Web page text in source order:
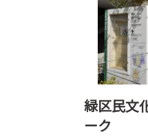
緑区民文
ーク